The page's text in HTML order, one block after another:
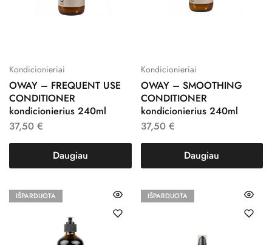
Kondicionieriai
OWAY – FREQUENT USE
CONDITIONER
kondicionierius 240ml
37,50 €
Daugiau
Kondicionieriai
OWAY – SMOOTHING
CONDITIONER
kondicionierius 240ml
37,50 €
Daugiau
IŠPARDUOTA IŠPARDUOTA